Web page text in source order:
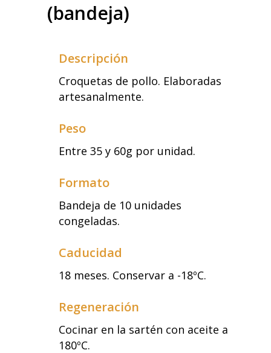
(bandeja)
Descripción
Croquetas de pollo. Elaboradas
artesanalmente.
Peso
Entre 35 y 60g por unidad.
Formato
Bandeja de 10 unidades
congeladas.
Caducidad
18 meses. Conservar a -18ºC.
Regeneración
Cocinar en la sartén con aceite a
180ºC.